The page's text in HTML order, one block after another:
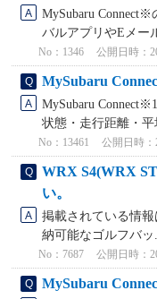
MySubaru
バルアプリやEメー
No：1346 公開日時：
MySubaru
MySubaru
状態・走行距離・
No：13461 公開日時：
WRX S4(WRX
い。
掲載されている情
納可能なゴルフバ
No：7687 公開日時：
MySubaru